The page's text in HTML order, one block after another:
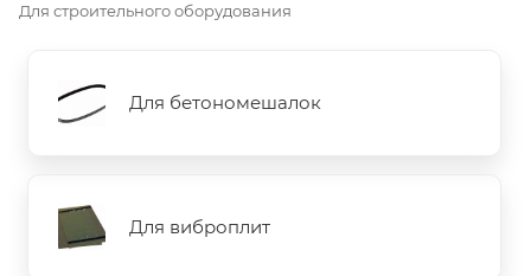
Для строительного оборудования
Для бетономешалок
Для виброплит